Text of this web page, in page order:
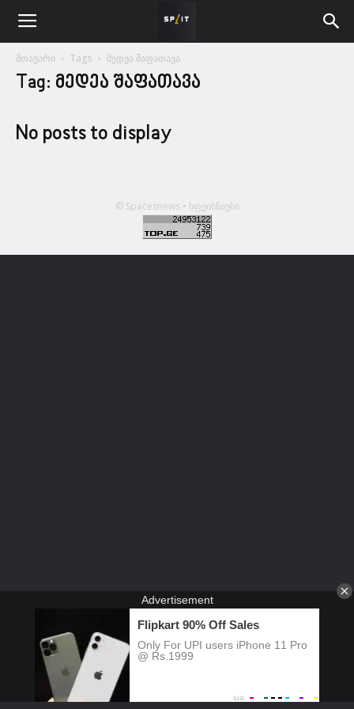
მთავარი Tags მედეა შაფათავა
Tag: მედეა შაფათავა
No posts to display
© Spacesnews • სფეისნიუსი